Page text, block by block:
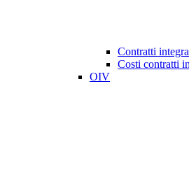
Contratti
Costi contratti
OIV